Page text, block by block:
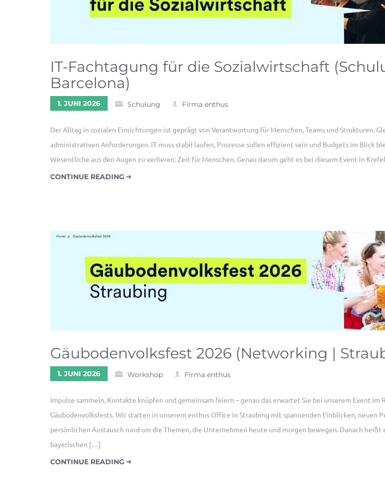
IT-Fachtagung für die Sozialwirtschaft
Barcelona)
1. JUNI 2026 Schulung Firma enthus
Der Alltag in sozialen Einrichtungen ist geprägt von Verantwortung für Menschen, Teams und Strukturen.
administrativen Anforderungen. IT muss stabil laufen, Prozesse sollen effizient sein und Budgets im Blick
Wesentliche aus den Augen zu verlieren: Zeit für Menschen. Genau darum geht es bei diesem Event in
CONTINUE READING
Gäubodenvolksfest 2026 (Networking |
1. JUNI 2026 Workshop Firma enthus
Impulse sammeln, Kontakte knüpfen und gemeinsam feiern – genau das erwartet Sie bei unserem Event im
Gäubodenvolksfests. Wir starten in unserem enthus Office in Straubing mit spannenden Einblicken, neuen
persönlichen Austausch rund um die Themen, die Unternehmen heute und morgen bewegen. Danach heißt
bayerischen […]
CONTINUE READING